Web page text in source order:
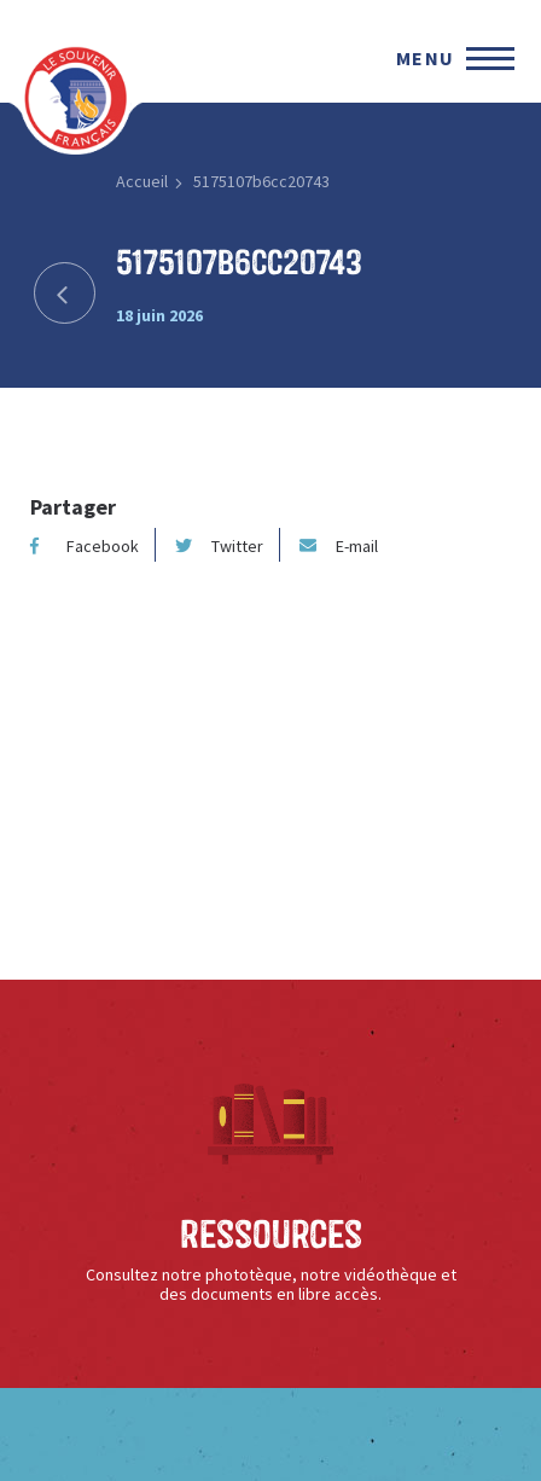
MENU
Accueil 5175107b6cc20743
5175107b6cc20743
18 juin 2026
Partager
Facebook Twitter E-mail
Ressources
Consultez notre phototèque, notre vidéothèque et
des documents en libre accès.